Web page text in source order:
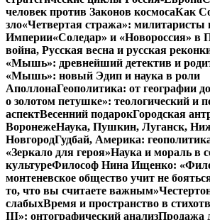
человек против Законов космосаКак
зло«Четвертая стража»: милитаристы
Империи«Соледар» и «Новороссия» в
война, Русская весна и русская
«Мышь»: древнейший детектив и
«Мышь»: новый Эдип и наука в роли
АполлонаГеополитика: от географии
о золотом петушке»: теологический и
аспектВесенний подарокГородская
ВоронежеНаука, Пушкин, Луганск,
НовгородГудбай, Америка:
«Зеркало для героя»Наука и мораль в
культуреФилософ Нина Ищенко:
монтеневское общество учит не
то, что вы считаете важным»
слабыхВремя и пространство в
III»: онтографический анализПродажа